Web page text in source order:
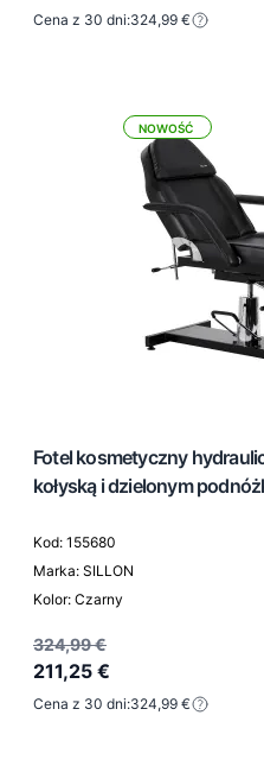
Cena z 30 dni:324,99 €
NOWOŚĆ
Fotel kosmetyczny
kołyską i dzielonym
Kod: 155680
Marka: SILLON
Kolor: Czarny
324,99 €
211,25 €
Cena z 30 dni:324,99 €